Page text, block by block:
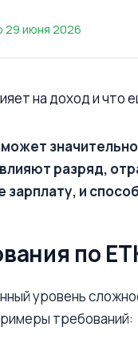
29 июня 2026
может
разряд,
и
по
уровень
требований: